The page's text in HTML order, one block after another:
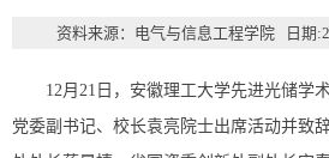
资料来源：电气与信息工程学院 日期
12月21日，安徽理工大学先进光储学
党委副书记、校长袁亮院士出席活动并致